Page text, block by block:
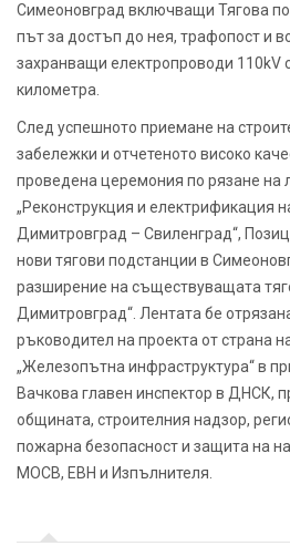
Симеоновград включващи Тягова
път за достъп до нея, трафопост и
захранващи електропроводи
километра.
След успешното приемане на
забележки и отчетеното високо
проведена церемония по рязане на
„Реконструкция и електрификация
Димитровград – Свиленград“,
нови тягови подстанции в
разширение на съществуващата
Димитровград“. Лентата бе
ръководител на проекта от страна
„Железопътна инфраструктура“ в
Вачкова главен инспектор в ДНСК,
общината, строителния надзор,
пожарна безопасност и защита на
МОСВ, ЕВН и Изпълнителя.